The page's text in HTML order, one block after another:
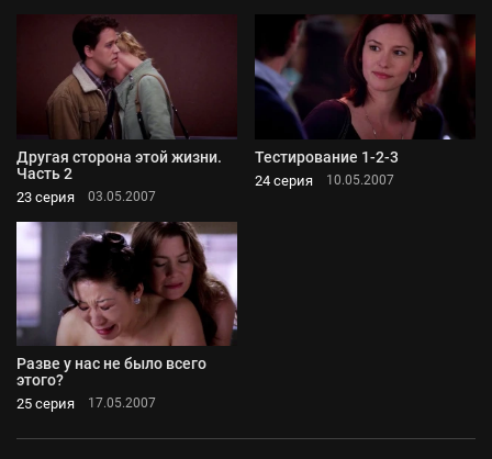
Другая сторона этой жизни.
Часть 2
23 серия 03.05.2007
Тестирование 1-2-3
24 серия 10.05.2007
Разве у нас не было всего
этого?
25 серия 17.05.2007